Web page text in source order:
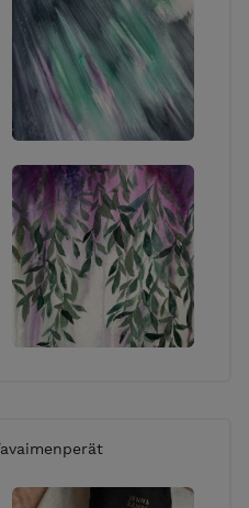
sähköpostitse tai
Keljonkankaalla,
ajankohta!
työni ovat pääasiassa
voi ajoittain olla
lista paikoista, joista
lisää töitäni:
Jyväskylä